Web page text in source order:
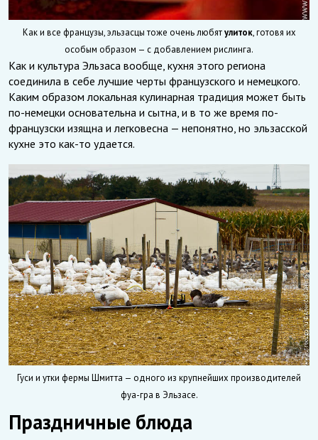
Как и все французы, эльзасцы тоже очень любятулиток, готовя их
особым образом — с добавлением рислинга.
Как и культура Эльзаса вообще, кухня этого региона
соединила в себе лучшие черты французского и немецкого.
Каким образом локальная кулинарная традиция может быть
по-немецки основательна и сытна, и в то же время по-
французски изящна и легковесна — непонятно, но эльзасской
кухне это как-то удается.
Гуси и утки фермы Шмитта — одного из крупнейших производителей
фуа-гра в Эльзасе.
Праздничные блюда